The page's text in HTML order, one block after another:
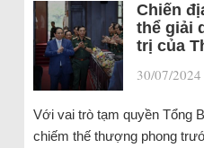
Chiến
thể giải
trị của
30/07/2024
Với vai trò tạm quyền Tổng
chiếm thế thượng phong